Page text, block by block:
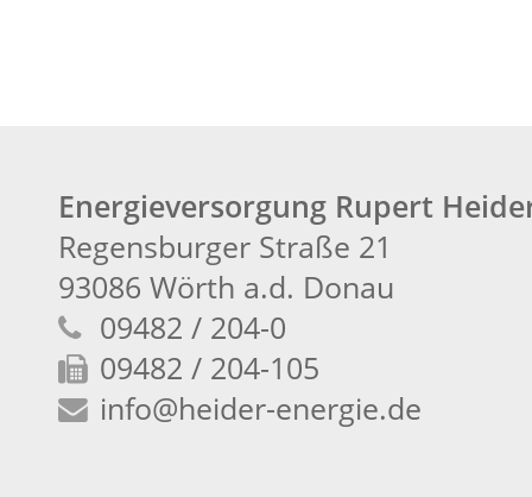
Energieversorgung Rupert
Regensburger Straße 21
93086 Wörth a.d. Donau
09482 / 204-0
09482 / 204-105
info@heider-energie.de